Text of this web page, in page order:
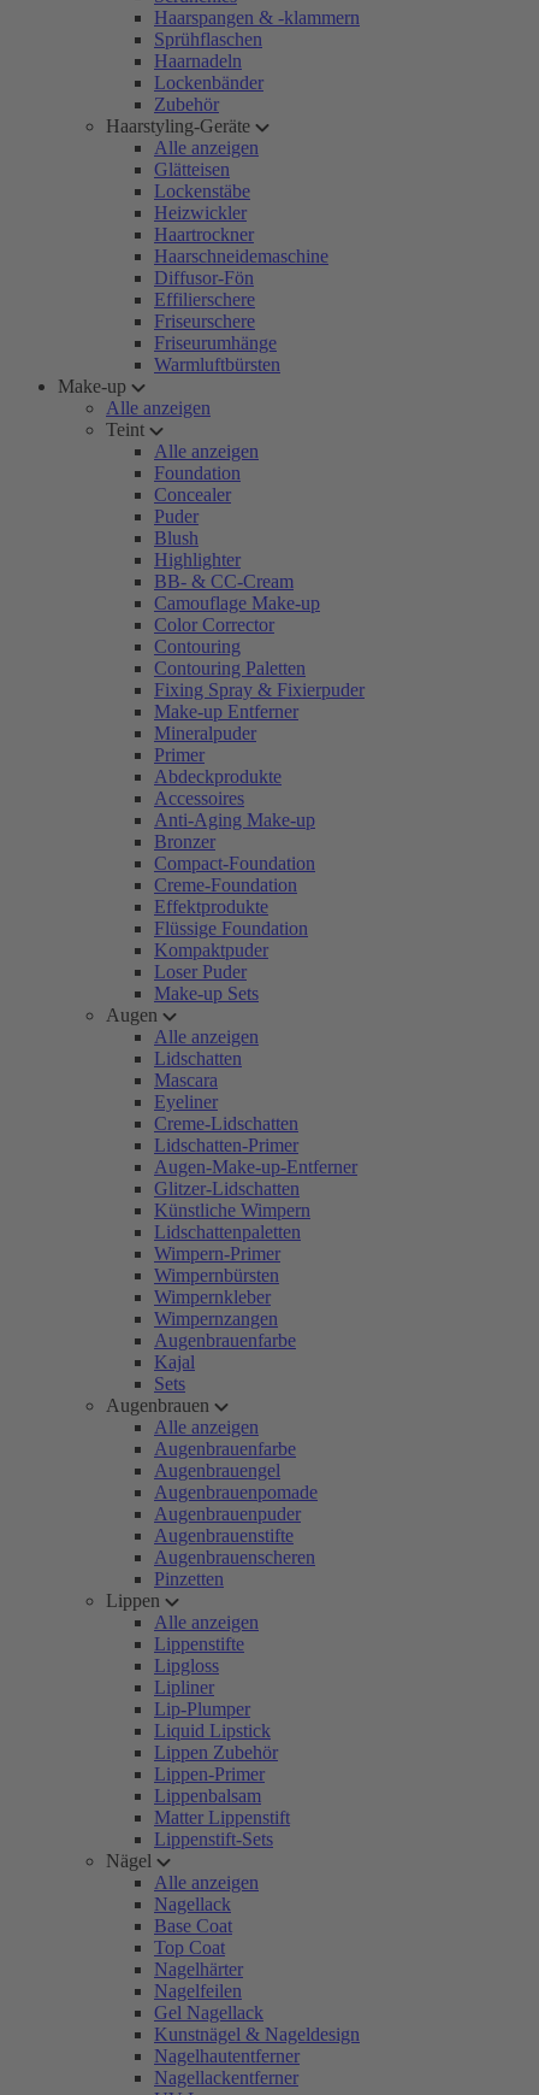
Haarspangen & -klammern
Sprühflaschen
Haarnadeln
Lockenbänder
Zubehör
Haarstyling-Geräte
Alle anzeigen
Glätteisen
Lockenstäbe
Heizwickler
Haartrockner
Haarschneidemaschine
Diffusor-Fön
Effilierschere
Friseurschere
Friseurumhänge
Warmluftbürsten
Make-up
Alle anzeigen
Teint
Alle anzeigen
Foundation
Concealer
Puder
Blush
Highlighter
BB- & CC-Cream
Camouflage Make-up
Color Corrector
Contouring
Contouring Paletten
Fixing Spray & Fixierpuder
Make-up Entferner
Mineralpuder
Primer
Abdeckprodukte
Accessoires
Anti-Aging Make-up
Bronzer
Compact-Foundation
Creme-Foundation
Effektprodukte
Flüssige Foundation
Kompaktpuder
Loser Puder
Make-up Sets
Augen
Alle anzeigen
Lidschatten
Mascara
Eyeliner
Creme-Lidschatten
Lidschatten-Primer
Augen-Make-up-Entferner
Glitzer-Lidschatten
Künstliche Wimpern
Lidschattenpaletten
Wimpern-Primer
Wimpernbürsten
Wimpernkleber
Wimpernzangen
Augenbrauenfarbe
Kajal
Sets
Augenbrauen
Alle anzeigen
Augenbrauenfarbe
Augenbrauengel
Augenbrauenpomade
Augenbrauenpuder
Augenbrauenstifte
Augenbrauenscheren
Pinzetten
Lippen
Alle anzeigen
Lippenstifte
Lipgloss
Lipliner
Lip-Plumper
Liquid Lipstick
Lippen Zubehör
Lippen-Primer
Lippenbalsam
Matter Lippenstift
Lippenstift-Sets
Nägel
Alle anzeigen
Nagellack
Base Coat
Top Coat
Nagelhärter
Nagelfeilen
Gel Nagellack
Kunstnägel & Nageldesign
Nagelhautentferner
Nagellackentferner